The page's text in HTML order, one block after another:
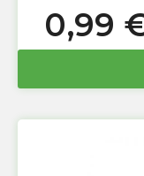
0,99